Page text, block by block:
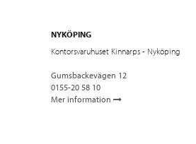
NYKÖPING
Kontorsvaruhuset Kinnarps - Nyköping
Gumsbackevägen 12
0155-20 58 10
Mer information